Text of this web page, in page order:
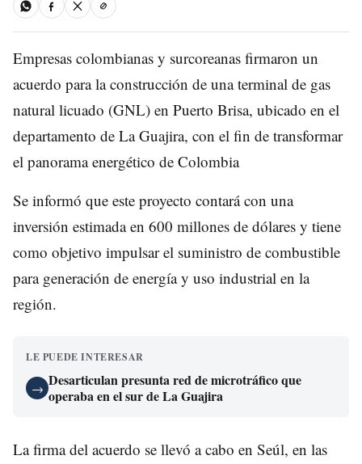
Empresas colombianas y surcoreanas firmaron un
acuerdo para la construcción de una terminal de gas
natural licuado (GNL) en Puerto Brisa, ubicado en el
departamento de La Guajira, con el fin de transformar
el panorama energético de Colombia
Se informó que este proyecto contará con una
inversión estimada en 600 millones de dólares y tiene
como objetivo impulsar el suministro de combustible
para generación de energía y uso industrial en la
región.
LE PUEDE INTERESAR
→ Desarticulan presunta red de microtráfico que
operaba en el sur de La Guajira
La firma del acuerdo se llevó a cabo en Seúl, en las